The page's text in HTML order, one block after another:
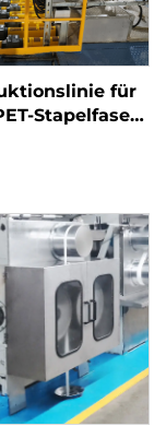
für
Stapelfasern
von